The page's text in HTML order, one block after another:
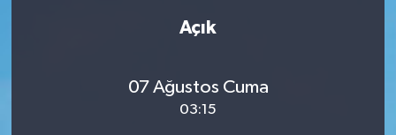
Açık
07 Ağustos Cuma
03:15